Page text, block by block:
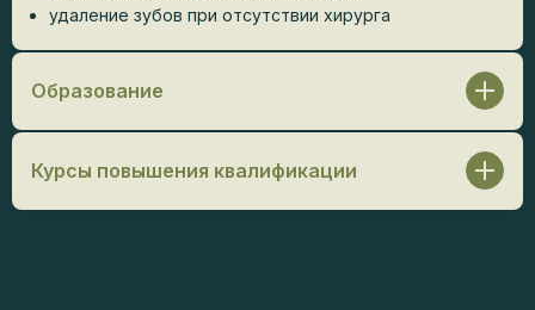
удаление зубов при отсутствии хирурга
Образование
ФГБО УВО «Дагестанский государственный
медицинский университет» / Стоматология, 2022 г.
Курсы повышения квалификации